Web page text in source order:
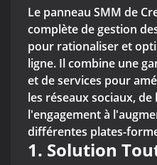
Le panneau SMM de
complète de gestion
pour rationaliser et
ligne. Il combine une
et de services pour
les réseaux sociaux,
l'engagement à
différentes plates-
1. Solution